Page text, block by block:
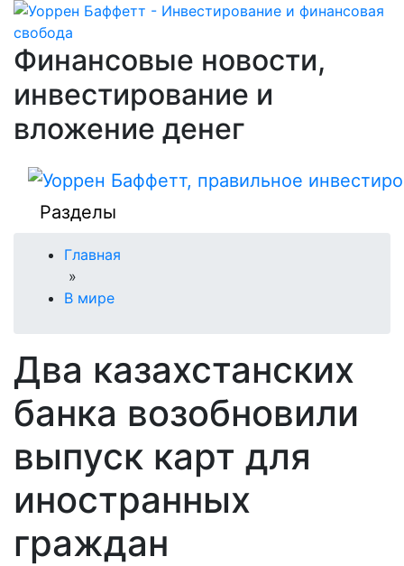
Финансовые новости,
инвестирование и
вложение денег
Разделы
Главная
»
В мире
Два казахстанских
банка возобновили
выпуск карт для
иностранных
граждан